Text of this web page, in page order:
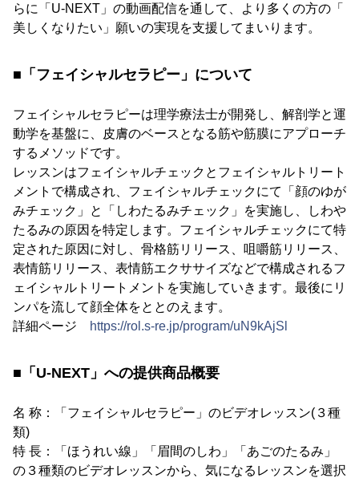
らに「U-NEXT」の動画配信を通して、より多くの方の「
美しくなりたい」願いの実現を支援してまいります。
■「フェイシャルセラピー」について
フェイシャルセラピーは理学療法士が開発し、解剖学と運
動学を基盤に、皮膚のベースとなる筋や筋膜にアプローチ
するメソッドです。
レッスンはフェイシャルチェックとフェイシャルトリート
メントで構成され、フェイシャルチェックにて「顔のゆが
みチェック」と「しわたるみチェック」を実施し、しわや
たるみの原因を特定します。フェイシャルチェックにて特
定された原因に対し、骨格筋リリース、咀嚼筋リリース、
表情筋リリース、表情筋エクササイズなどで構成されるフ
ェイシャルトリートメントを実施していきます。最後にリ
ンパを流して顔全体をととのえます。
詳細ページ
https://rol.s-re.jp/program/uN9kAjSl
■「U-NEXT」への提供商品概要
名 称：「フェイシャルセラピー」のビデオレッスン(３種
類)
特 長：「ほうれい線」「眉間のしわ」「あごのたるみ」
の３種類のビデオレッスンから、気になるレッスンを選択